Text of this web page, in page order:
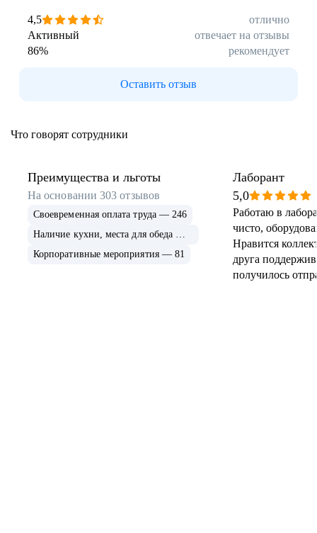
4,5
отлично
Активный
отвечает на отзывы
86% рекомендует
Оставить отзыв
Что говорят сотрудники
Преимущества и льготы
На основании303 отзывов
Своевременная оплата труда — 246
Корпоративные мероприятия — 81
Лаборант
5,0
Работаю в
чисто,
Нравится
друга
получилось